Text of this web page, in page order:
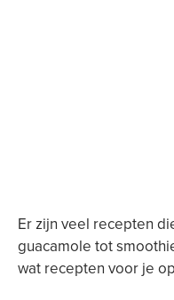
Er zijn veel recepten
guacamole tot
wat recepten voor je